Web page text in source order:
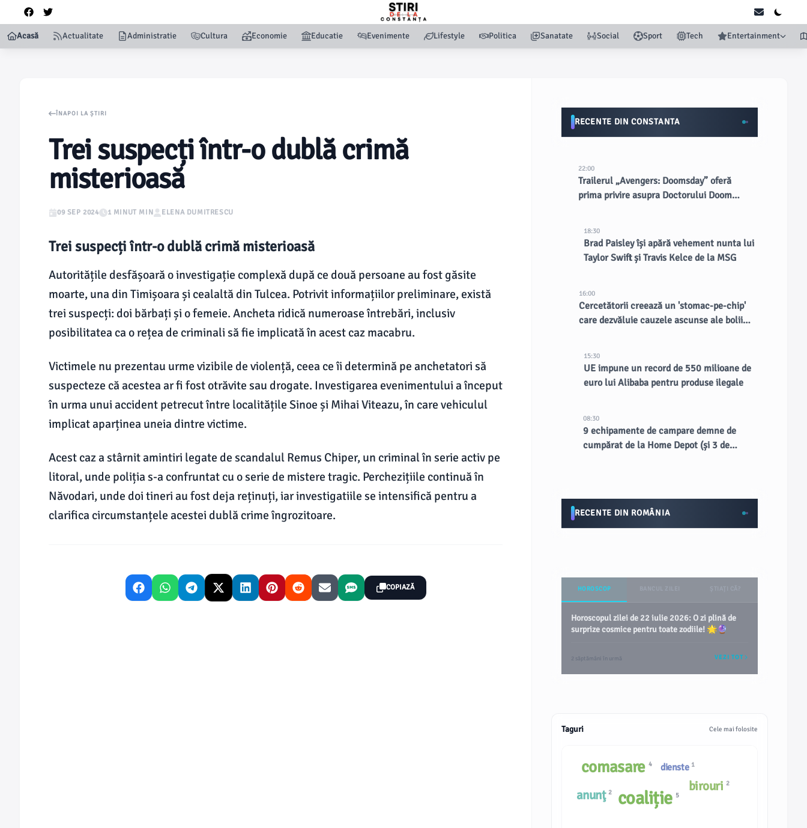
Acasă Actualitate Administratie Cultura Economie Educatie Evenimente Lifestyle Politica Sanatate Social Sport Tech Entertainment
ÎNAPOI LA ȘTIRI
Trei suspecți într-o dublă crimă
misterioasă
09 SEP 2024 1 MINUT MIN ELENA DUMITRESCU
Trei suspecți într-o dublă crimă misterioasă
Autoritățile desfășoară o investigație complexă după ce două persoane au fost găsite
moarte, una din Timișoara și cealaltă din Tulcea. Potrivit informațiilor preliminare, există
trei suspecți: doi bărbați și o femeie. Ancheta ridică numeroase întrebări, inclusiv
posibilitatea ca o rețea de criminali să fie implicată în acest caz macabru.
Victimele nu prezentau urme vizibile de violență, ceea ce îi determină pe anchetatori să
suspecteze că acestea ar fi fost otrăvite sau drogate. Investigarea evenimentului a început
în urma unui accident petrecut între localitățile Sinoe și Mihai Viteazu, în care vehiculul
implicat aparținea uneia dintre victime.
Acest caz a stârnit amintiri legate de scandalul Remus Chiper, un criminal în serie activ pe
litoral, unde poliția s-a confruntat cu o serie de mistere tragic. Perchezițiile continuă în
Năvodari, unde doi tineri au fost deja reținuți, iar investigatiile se intensifică pentru a
clarifica circumstanțele acestei dublă crime îngrozitoare.
COPIAZĂ
RECENTE DIN CONSTANTA
22:00
Trailerul „Avengers: Doomsday” oferă
prima privire asupra Doctorului Doom
18:30
Brad Paisley își apără vehement nunta lui
Taylor Swift și Travis Kelce de la MSG
16:00
Cercetătorii creează un 'stomac-pe-chip'
care dezvăluie cauzele ascunse ale bolii
15:30
UE impune un record de 550 milioane de
euro lui Alibaba pentru produse ilegale
08:30
9 echipamente de campare demne de
cumpărat de la Home Depot (și 3 de
RECENTE DIN ROMÂNIA
HOROSCOP
Horoscopul zilei de 22 iulie 2026: O zi plină de
surprize cosmice pentru toate zodiile! 🌟🔮
2 săptămâni în urmă VEZI TOT
Taguri Cele mai folosite
dienste 1
birouri 2
anunţ 2
comasare 4
coaliție 5